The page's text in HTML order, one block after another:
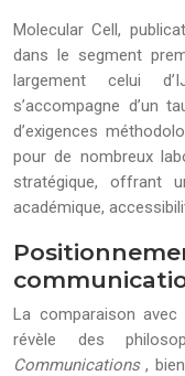
Molecular Cell,
dans le segment
largement celui
s’accompagne d’un
d’exigences
pour de nombreux
stratégique, offrant
académique,
La comparaison
révèle des
Communications,